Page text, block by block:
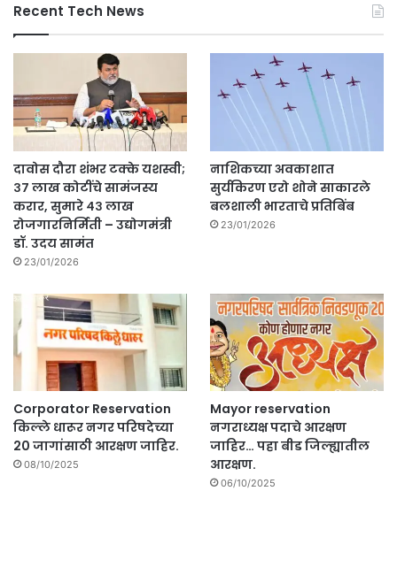
Recent Tech News
दावोस दौरा शंभर टक्के यशस्वी;
३७ लाख कोटींचे सामंजस्य
करार, सुमारे ४३ लाख
रोजगारनिर्मिती – उद्योगमंत्री
डॉ. उदय सामंत
23/01/2026
नाशिकच्या अवकाशात
सुर्यकिरण एरो शोने साकारले
बलशाली भारताचे प्रतिबिंब
23/01/2026
Corporator Reservation
किल्ले धारूर नगर परिषदेच्या
20 जागांसाठी आरक्षण जाहिर.
08/10/2025
Mayor reservation
नगराध्यक्ष पदाचे आरक्षण
जाहिर… पहा बीड जिल्ह्यातील
आरक्षण.
06/10/2025